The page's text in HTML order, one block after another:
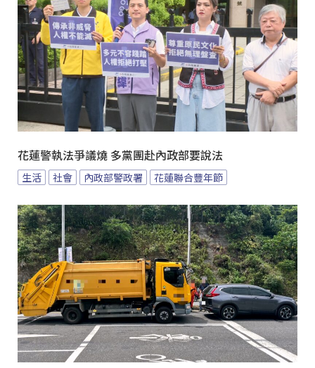
花蓮警執法爭議燒 多黨團赴內政部要說法
生活 社會 內政部警政署 花蓮聯合豐年節